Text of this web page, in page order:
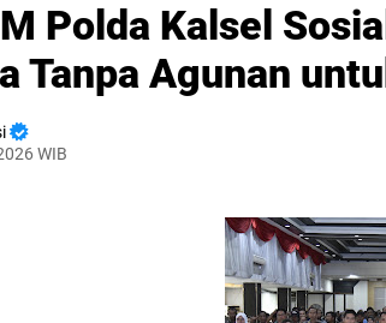
Polda Kalsel
Tanpa Agunan
WIB